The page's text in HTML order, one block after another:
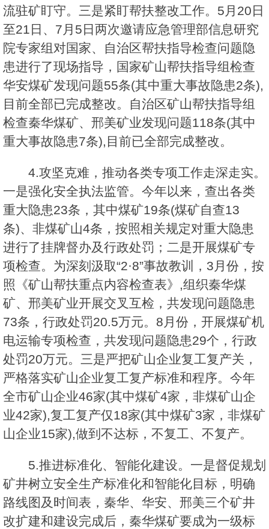
流驻矿盯守。三是紧盯帮扶整改工作。5月20日
至21日、7月5日两次邀请应急管理部信息研究
院专家组对国家、自治区帮扶指导检查问题隐
患进行了现场指导，国家矿山帮扶指导组检查
华安煤矿发现问题55条(其中重大事故隐患2条),
目前全部已完成整改。自治区矿山帮扶指导组
检查秦华煤矿、邢美矿业发现问题118条(其中
重大事故隐患7条),目前已全部完成整改。
4.攻坚克难，推动各类专项工作走深走实。
一是强化安全执法监管。今年以来，查出各类
重大隐患23条，其中煤矿19条(煤矿自查13
条)、非煤矿山4条，按照相关规定对重大隐患
进行了挂牌督办及行政处罚；二是开展煤矿专
项检查。为深刻汲取“2·8”事故教训，3月份，按
照《矿山帮扶重点内容检查表》,组织秦华煤
矿、邢美矿业开展交叉互检，共发现问题隐患
73条，行政处罚20.5万元。8月份，开展煤矿机
电运输专项检查，共发现问题隐患29个，行政
处罚20万元。三是严把矿山企业复工复产关，
严格落实矿山企业复工复产标准和程序。今年
全市矿山企业46家(其中煤矿4家，非煤矿山企
业42家),复工复产仅18家(其中煤矿3家，非煤矿
山企业15家),做到不达标，不复工、不复产。
5.推进标准化、智能化建设。一是督促规划
矿井树立安全生产标准化和智能化目标，明确
路线图及时间表，秦华、华安、邢美三个矿井
改扩建和建设完成后，秦华煤矿要成为一级标